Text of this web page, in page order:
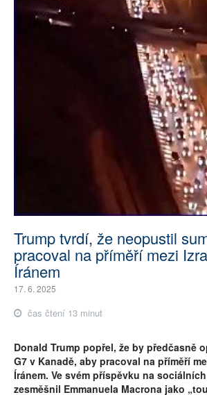
Trump tvrdí, že neopustil
pracoval na příměří mezi
Íránem
17. 6. 2025
čas čtení 13 minut
Donald Trump popřel, že by předčasně
G7 v Kanadě, aby pracoval na příměří
Íránem. Ve svém příspěvku na
zesměšnil Emmanuela Macrona jako